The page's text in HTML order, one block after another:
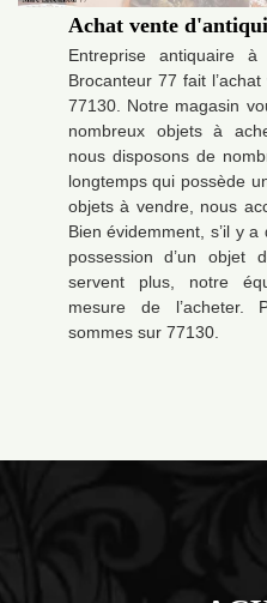
Achat vente
Entreprise antiquaire
Brocanteur 77 fait
77130. Notre magasin
nombreux objets à
nous disposons de
longtemps qui possède
objets à vendre, nous
Bien évidemment, s’il y
possession d’un objet
servent plus, notre
mesure de l’acheter.
sommes sur 77130.